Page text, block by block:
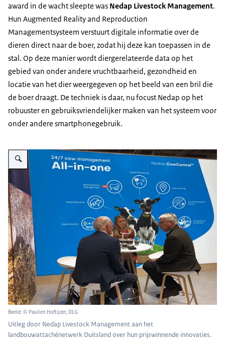
award in de wacht sleepte was Nedap Livestock Management.
Hun Augmented Reality and Reproduction
Managementsysteem verstuurt digitale informatie over de
dieren direct naar de boer, zodat hij deze kan toepassen in de
stal. Op deze manier wordt diergerelateerde data op het
gebied van onder andere vruchtbaarheid, gezondheid en
locatie van het dier weergegeven op het beeld van een bril die
de boer draagt. De techniek is daar, nu focust Nedap op het
robuuster en gebruiksvriendelijker maken van het systeem voor
onder andere smartphonegebruik.
Vergroot afbeelding Eurotier
Beeld: © Paulien Hoftijzer, DLG
Uitleg door Nedap Livestock Management aan het
landbouwattachénetwerk Duitsland over hun prijswinnende innovaties.